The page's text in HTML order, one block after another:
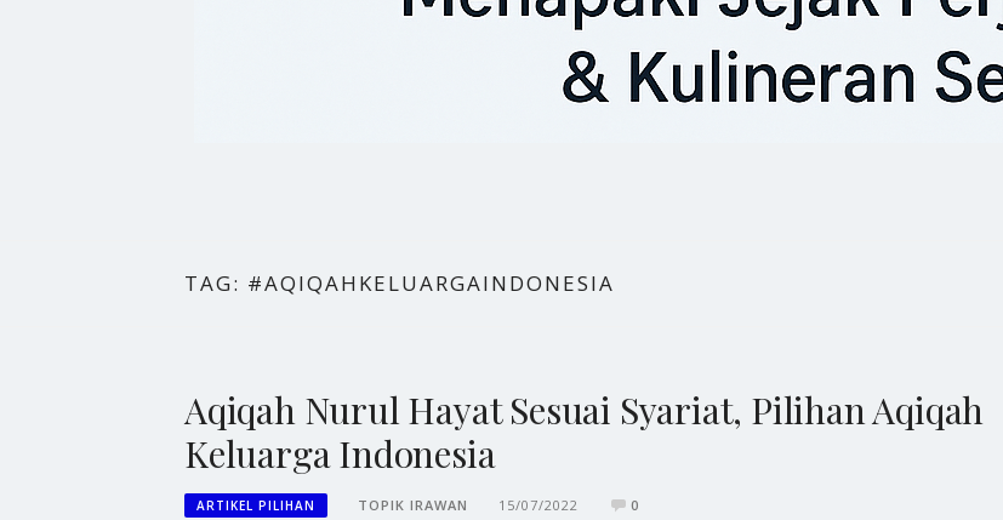
TAG: #AQIQAHKELUARGAINDONESIA
Aqiqah Nurul Hayat Sesuai Syariat, Pilihan Aqiqah
Keluarga Indonesia
ARTIKEL PILIHAN TOPIK IRAWAN 15/07/2022 0